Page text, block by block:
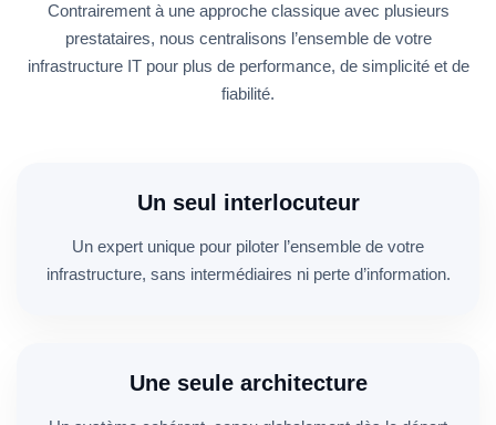
Contrairement à une approche classique avec plusieurs
prestataires, nous centralisons l’ensemble de votre
infrastructure IT pour plus de performance, de simplicité et de
fiabilité.
Un seul interlocuteur
Un expert unique pour piloter l’ensemble de votre
infrastructure, sans intermédiaires ni perte d’information.
Une seule architecture